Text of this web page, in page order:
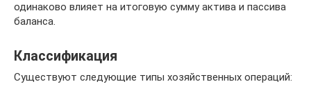
одинаково влияет на итоговую сумму актива и пассива
баланса.
Классификация
Существуют следующие типы хозяйственных операций: